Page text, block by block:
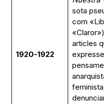
1920-1922
sota
com
articles